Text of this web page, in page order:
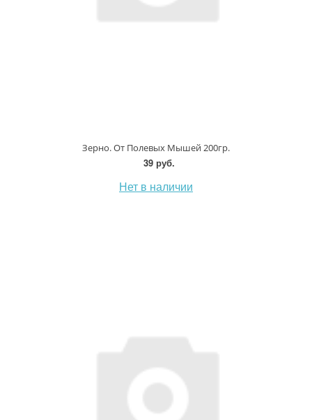
Зерно. От Полевых Мышей 200гр.
39 руб.
Нет в наличии